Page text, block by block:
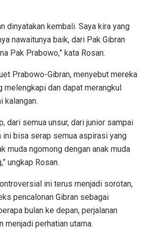
dinyatakan kembali. Saya kira yang
nawaitunya baik, dari Pak Gibran
Pak Prabowo,” kata Rosan.
Prabowo-Gibran, menyebut mereka
melengkapi dan dapat merangkul
kalangan.
dari semua unsur, dari junior sampai
ini bisa serap semua aspirasi yang
muda ngomong dengan anak muda
ungkap Rosan.
ini terus menjadi sorotan,
pencalonan Gibran sebagai
bulan ke depan, perjalanan
menjadi perhatian utama.